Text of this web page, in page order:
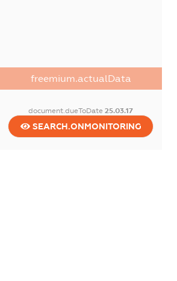
freemium.actualData
document.dueToDate25.03.17
SEARCH.ONMONITORING